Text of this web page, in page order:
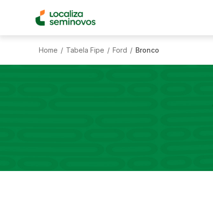
Home / Tabela Fipe / Ford / Bronco